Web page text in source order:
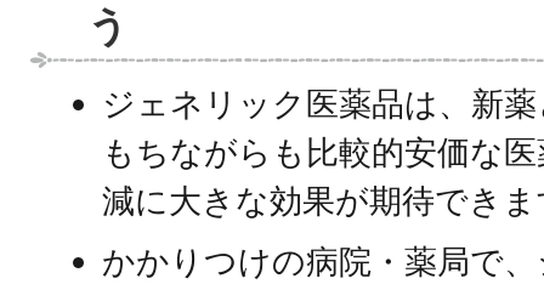
う
ジェネリック医薬品は、新
もちながらも比較的安価な
減に大きな効果が期待でき
かかりつけの病院・薬局で